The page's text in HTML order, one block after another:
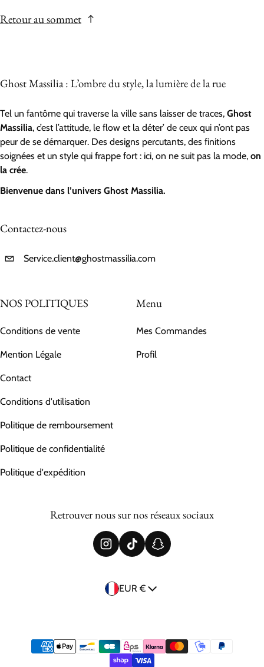
Retour au sommet
Ghost Massilia : L’ombre du style, la lumière de la rue
Tel un fantôme qui traverse la ville sans laisser de traces, Ghost
Massilia, c’est l’attitude, le flow et la déter’ de ceux qui n’ont pas
peur de se démarquer. Des designs percutants, des finitions
soignées et un style qui frappe fort : ici, on ne suit pas la mode, on
la crée.
Bienvenue dans l’univers Ghost Massilia.
Contactez-nous
Service.client@ghostmassilia.com
NOS POLITIQUES
Conditions de vente
Mention Légale
Contact
Conditions d'utilisation
Politique de remboursement
Politique de confidentialité
Politique d'expédition
Menu
Mes Commandes
Profil
Retrouver nous sur nos réseaux sociaux
Pays/région
EUR €
Méthodes de payement